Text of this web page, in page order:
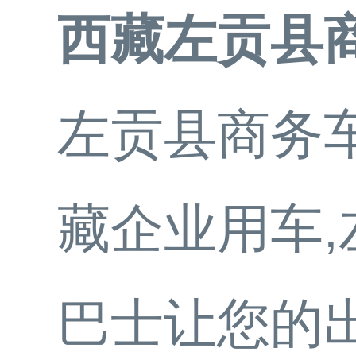
西藏左贡县
左贡县商务
藏企业用车
巴士让您的